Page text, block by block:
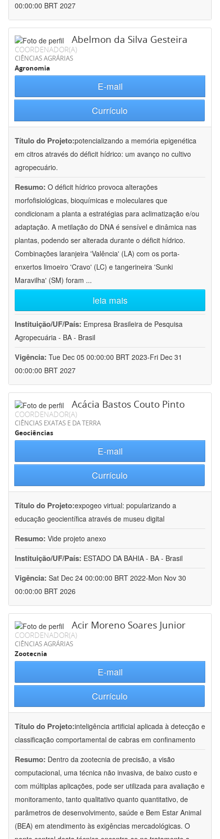
00:00:00 BRT 2027
Abelmon da Silva Gesteira
COORDENADOR(A)
CIÊNCIAS AGRÁRIAS
Agronomia
E-mail
Currículo
Título do Projeto:potencializando a memória epigenética
em citros através do déficit hídrico: um avanço no cultivo
agropecuário.
Resumo: O déficit hídrico provoca alterações
morfofisiológicas, bioquímicas e moleculares que
condicionam a planta a estratégias para aclimatização e/ou
adaptação. A metilação do DNA é sensível e dinâmica nas
plantas, podendo ser alterada durante o déficit hídrico.
Combinações laranjeira 'Valência' (LA) com os porta-
enxertos limoeiro 'Cravo' (LC) e tangerineira 'Sunki
Maravilha' (SM) foram ...
leia mais
Instituição/UF/País: Empresa Brasileira de Pesquisa
Agropecuária - BA - Brasil
Vigência: Tue Dec 05 00:00:00 BRT 2023-Fri Dec 31
00:00:00 BRT 2027
Acácia Bastos Couto Pinto
COORDENADOR(A)
CIÊNCIAS EXATAS E DA TERRA
Geociências
E-mail
Currículo
Título do Projeto:expogeo virtual: popularizando a
educação geocientífica através de museu digital
Resumo: Vide projeto anexo
Instituição/UF/País: ESTADO DA BAHIA - BA - Brasil
Vigência: Sat Dec 24 00:00:00 BRT 2022-Mon Nov 30
00:00:00 BRT 2026
Acir Moreno Soares Junior
COORDENADOR(A)
CIÊNCIAS AGRÁRIAS
Zootecnia
E-mail
Currículo
Título do Projeto:inteligência artificial aplicada à detecção e
classificação comportamental de cabras em confinamento
Resumo: Dentro da zootecnia de precisão, a visão
computacional, uma técnica não invasiva, de baixo custo e
com múltiplas aplicações, pode ser utilizada para avaliação e
monitoramento, tanto qualitativo quanto quantitativo, de
parâmetros de desenvolvimento, saúde e Bem Estar Animal
(BEA) em atendimento às exigências mercadológicas. O